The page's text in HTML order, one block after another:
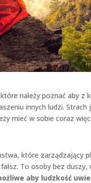
należy poznać aby z
innych ludzi.
mieć w sobie coraz
które zarządzający
To osoby bez
aby ludzkość